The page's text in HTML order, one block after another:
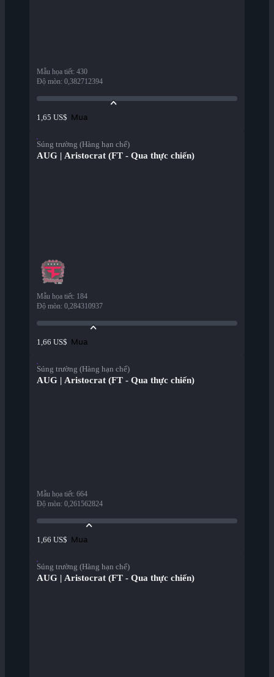
Mẫu họa tiết: 430
Độ mòn: 0,382712394
1,65 US$ Mua
Súng trường (Hàng hạn chế)
AUG | Aristocrat (FT - Qua thực chiến)
Mẫu họa tiết: 184
Độ mòn: 0,284310937
1,66 US$ Mua
Súng trường (Hàng hạn chế)
AUG | Aristocrat (FT - Qua thực chiến)
Mẫu họa tiết: 664
Độ mòn: 0,261562824
1,66 US$ Mua
Súng trường (Hàng hạn chế)
AUG | Aristocrat (FT - Qua thực chiến)